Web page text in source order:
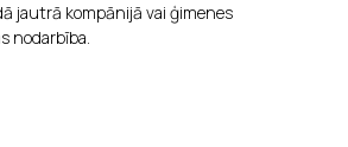
jautrā kompānijā vai ģimenes
nodarbība.